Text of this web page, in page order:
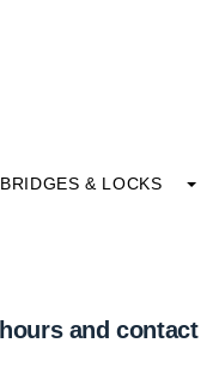
BRIDGES & LOCKS
and contact